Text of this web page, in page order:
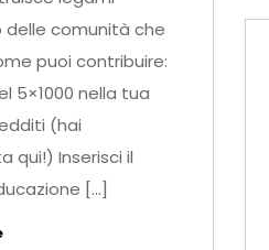
delle comunità che
puoi contribuire:
5×1000 nella tua
(hai
qui!) Inserisci il
[…]